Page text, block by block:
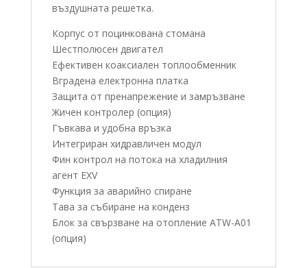
въздушната решетка.
Корпус от поцинкована стомана
Шестполюсен двигател
Ефективен коаксиален топлообменник
Вградена електронна платка
Защита от пренапрежение и замръзване
Жичен контролер (опция)
Гъвкава и удобна връзка
Интегриран хидравличен модул
Фин контрол на потока на хладилния
агент EXV
Функция за аварийно спиране
Тава за събиране на конденз
Блок за свързване на отопление ATW-A01
(опция)